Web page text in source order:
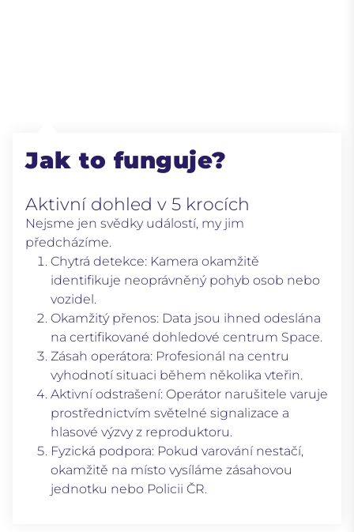
Jak to funguje?
Aktivní dohled v 5 krocích
Nejsme jen svědky událostí, my jim
předcházíme.
Chytrá detekce: Kamera okamžitě
identifikuje neoprávněný pohyb osob nebo
vozidel.
Okamžitý přenos: Data jsou ihned odeslána
na certifikované dohledové centrum Space.
Zásah operátora: Profesionál na centru
vyhodnotí situaci během několika vteřin.
Aktivní odstrašení: Operátor narušitele varuje
prostřednictvím světelné signalizace a
hlasové výzvy z reproduktoru.
Fyzická podpora: Pokud varování nestačí,
okamžitě na místo vysíláme zásahovou
jednotku nebo Policii ČR.